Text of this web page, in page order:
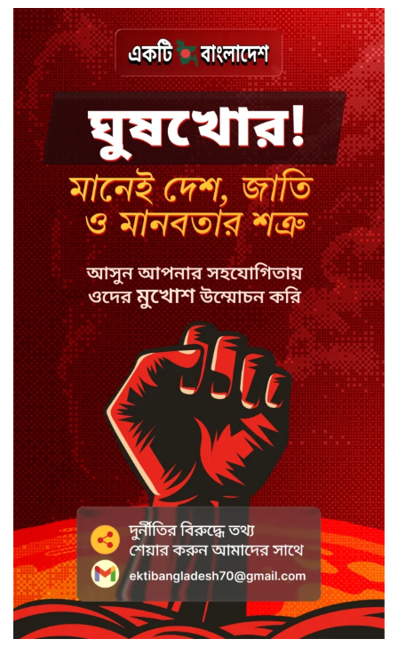
বিয়ে ভাঙার গুঞ্জনে মুখ খুললেন রণজয়
কেন লিভারপুল ছেড়ে তুরস্কের ক্লাবে
সালাহ
কপিল শর্মার অডিশনে বাদ পড়ার সেই
গল্প
যুক্তরাজ্যে সামাজিকমাধ্যমের কারফিউ
মানছে না কিশোররা
কটাক্ষ আর বিদ্রূপে জমে উঠেছে
ভ্যান্সের রাজনীতি
সৌদি আরবে হুতি হামলায় শিশুসহ
আহত ১১